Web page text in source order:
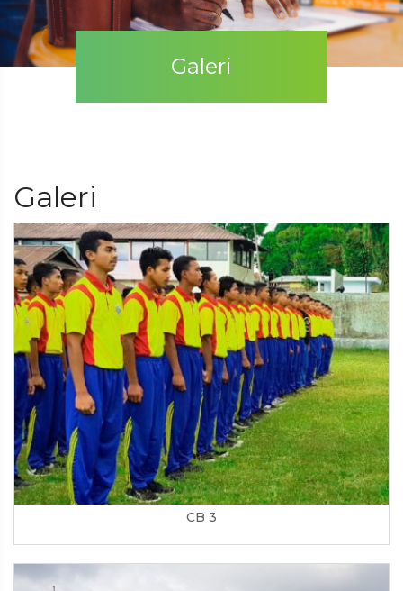
Galeri
Galeri
CB 3